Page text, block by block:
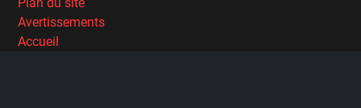
Avertissements
Accueil